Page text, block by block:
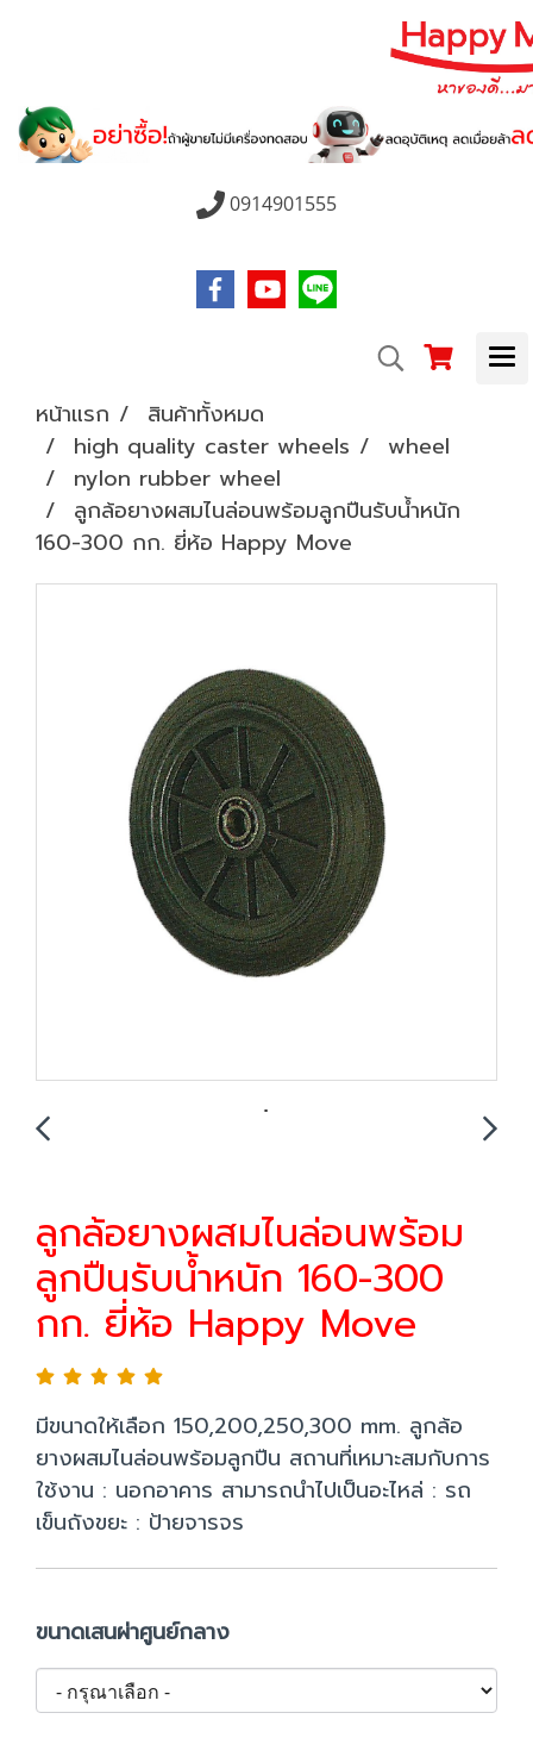
0914901555
หน้าแรก
สินค้าทั้งหมด
high quality caster wheels
wheel
nylon rubber wheel
ลูกล้อยางผสมไนล่อนพร้อมลูกปืนรับน้ำหนัก
160-300 กก. ยี่ห้อ Happy Move
ลูกล้อยางผสมไนล่อนพร้อม
ลูกปืนรับน้ำหนัก 160-300
กก. ยี่ห้อ Happy Move
มีขนาดให้เลือก 150,200,250,300 mm. ลูกล้อ
ยางผสมไนล่อนพร้อมลูกปืน สถานที่เหมาะสมกับการ
ใช้งาน : นอกอาคาร สามารถนำไปเป็นอะไหล่ : รถ
เข็นถังขยะ : ป้ายจารจร
ขนาดเสนผ่าศูนย์กลาง